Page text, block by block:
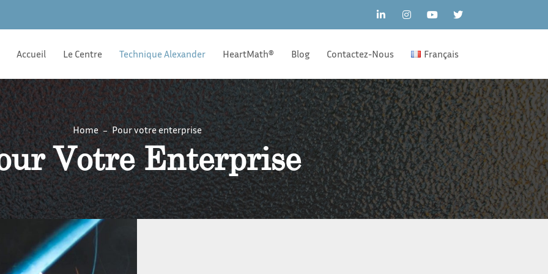
Accueil Le Centre Technique Alexander HeartMath® Blog Contactez-Nous Français
Votre Enterprise
Home Pour votre enterprise